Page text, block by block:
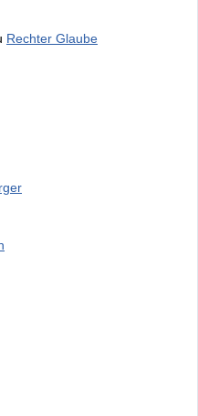
Rechter Glaube